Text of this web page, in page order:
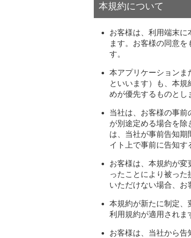
本規約について
お客様は、利用端末
ます。お客様の同意
す。
本アプリケーションま
といいます）も、本
めが優先するものとし
当社は、お客様の事
が別途定める場合を
は、当社が事前告知
イト上で事前に告知す
お客様は、本規約が
ったことにより被っ
いただけない場合、お
本規約が新たに制定、
利用規約が適用されま
お客様は、当社から告